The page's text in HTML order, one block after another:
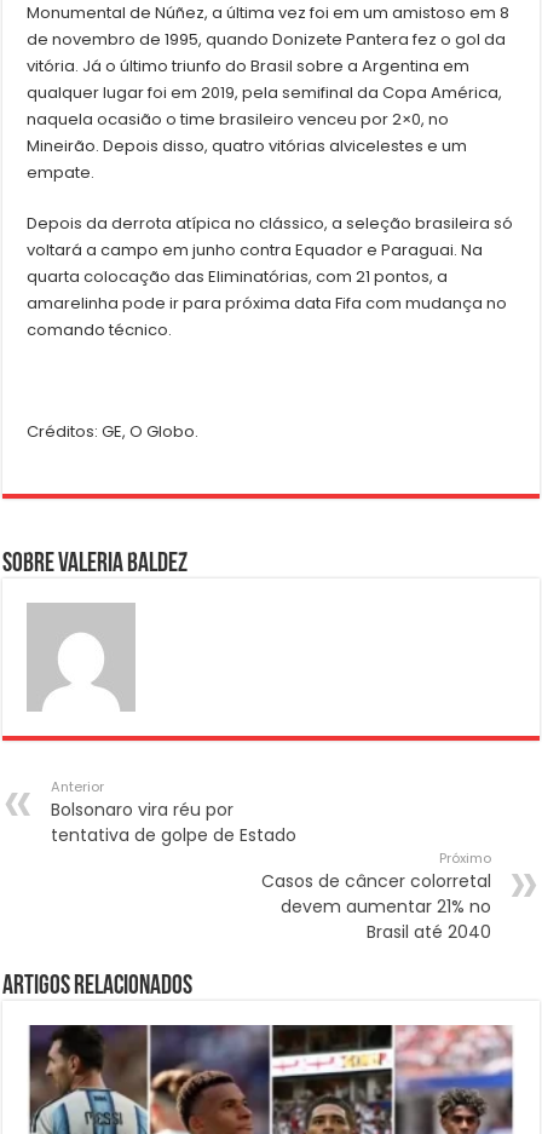
Monumental de Núñez, a última vez foi em um amistoso em 8
de novembro de 1995, quando Donizete Pantera fez o gol da
vitória. Já o último triunfo do Brasil sobre a Argentina em
qualquer lugar foi em 2019, pela semifinal da Copa América,
naquela ocasião o time brasileiro venceu por 2×0, no
Mineirão. Depois disso, quatro vitórias alvicelestes e um
empate.
Depois da derrota atípica no clássico, a seleção brasileira só
voltará a campo em junho contra Equador e Paraguai. Na
quarta colocação das Eliminatórias, com 21 pontos, a
amarelinha pode ir para próxima data Fifa com mudança no
comando técnico.
Créditos: GE, O Globo.
Sobre Valeria Baldez
Anterior
Bolsonaro vira réu por
tentativa de golpe de Estado
Próximo
Casos de câncer colorretal
devem aumentar 21% no
Brasil até 2040
Artigos Relacionados